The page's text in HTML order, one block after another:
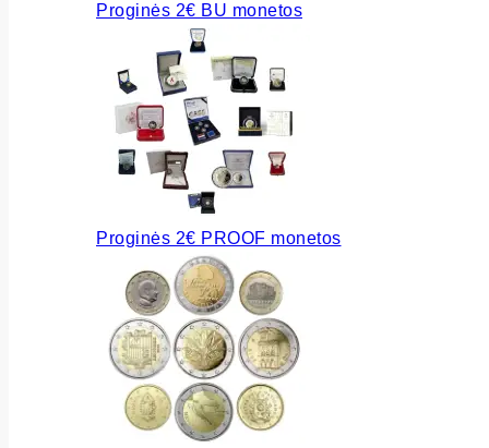
Proginės 2€ BU monetos
Proginės 2€ PROOF monetos